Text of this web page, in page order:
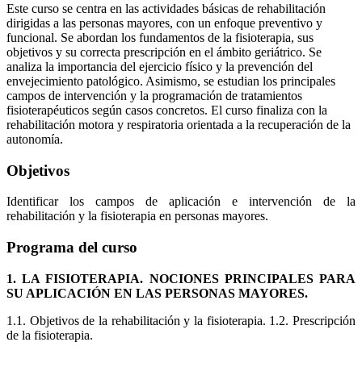
Este curso se centra en las actividades básicas de rehabilitación
dirigidas a las personas mayores, con un enfoque preventivo y
funcional. Se abordan los fundamentos de la fisioterapia, sus
objetivos y su correcta prescripción en el ámbito geriátrico. Se
analiza la importancia del ejercicio físico y la prevención del
envejecimiento patológico. Asimismo, se estudian los principales
campos de intervención y la programación de tratamientos
fisioterapéuticos según casos concretos. El curso finaliza con la
rehabilitación motora y respiratoria orientada a la recuperación de la
autonomía.
Objetivos
Identificar los campos de aplicación e intervención de la
rehabilitación y la fisioterapia en personas mayores.
Programa del curso
1. LA FISIOTERAPIA. NOCIONES PRINCIPALES PARA
SU APLICACIÓN EN LAS PERSONAS MAYORES.
1.1. Objetivos de la rehabilitación y la fisioterapia. 1.2. Prescripción
de la fisioterapia.